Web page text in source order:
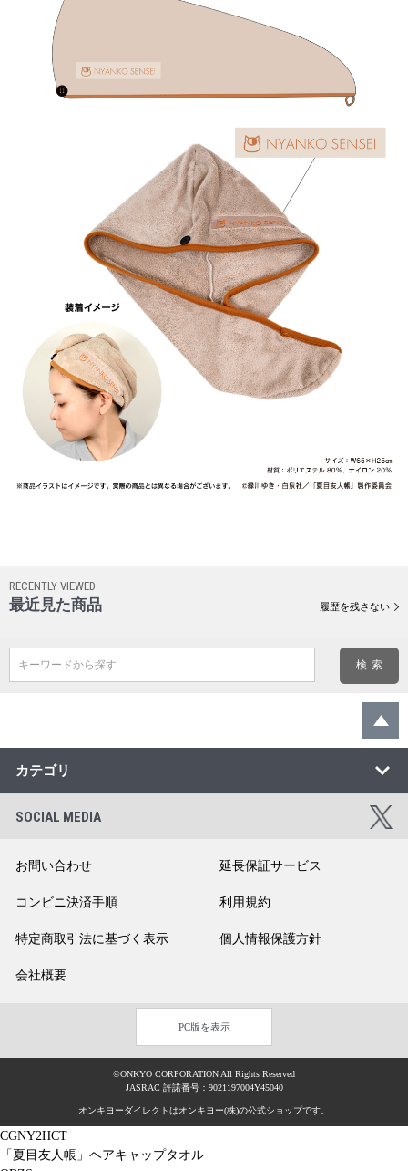
RECENTLY VIEWED
最近見た商品 履歴を残さない
キーワードから探す
カテゴリ
SOCIAL MEDIA
お問い合わせ 延長保証サービス
コンビニ決済手順 利用規約
特定商取引法に基づく表示 個人情報保護方針
会社概要
PC版を表示
©ONKYO CORPORATION All Rights Reserved
JASRAC 許諾番号：9021197004Y45040
オンキヨーダイレクトはオンキヨー(株)の公式ショップです。
CGNY2HCT
「夏目友人帳」ヘアキャップタオル